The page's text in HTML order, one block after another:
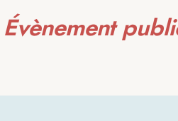
Évènement